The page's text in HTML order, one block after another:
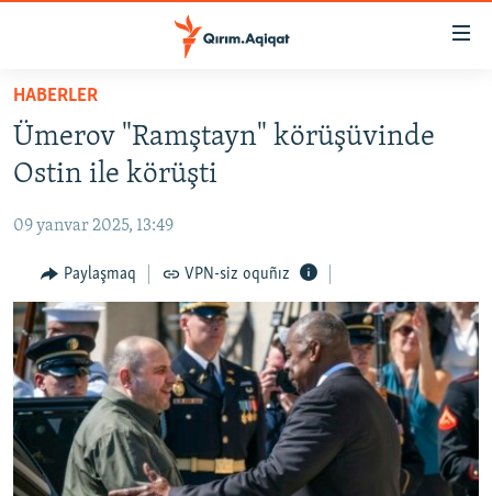
Esas
mündericege
qaytmaq
Baş
qaytmaq
qaytmaq
HABERLER
CEMİYET
MEDENİYET
İNSAN AQLARI
VİDEO
SÜRET
BLOGLAR
FİKİR
HABERLER
Ümerov "Ramştayn" körüşüvinde
Ostin ile körüşti
09 yanvar 2025, 13:49
Paylaşmaq VPN-siz oquñız